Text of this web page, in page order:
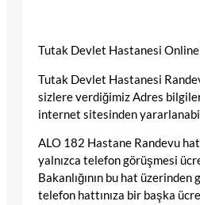
Tutak Devlet Hastanesi Online
Tutak Devlet Hastanesi
sizlere verdiğimiz Adres
internet sitesinden
ALO 182 Hastane Randevu
yalnızca telefon görüşmesi
Bakanlığının bu hat
telefon hattınıza bir başka